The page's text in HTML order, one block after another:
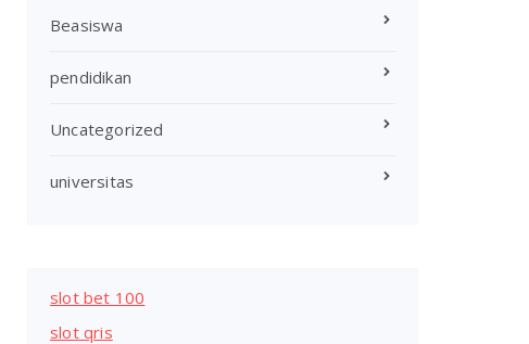
Beasiswa
pendidikan
Uncategorized
universitas
slot bet 100
slot qris